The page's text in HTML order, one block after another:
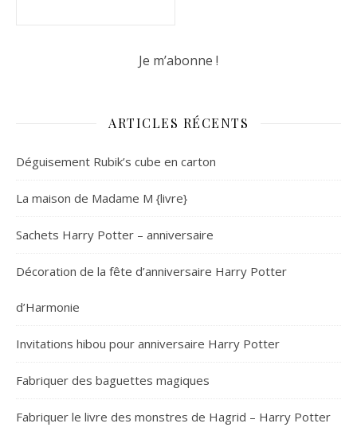
ARTICLES RÉCENTS
Déguisement Rubik’s cube en carton
La maison de Madame M {livre}
Sachets Harry Potter – anniversaire
Décoration de la fête d’anniversaire Harry Potter
d’Harmonie
Invitations hibou pour anniversaire Harry Potter
Fabriquer des baguettes magiques
Fabriquer le livre des monstres de Hagrid – Harry Potter